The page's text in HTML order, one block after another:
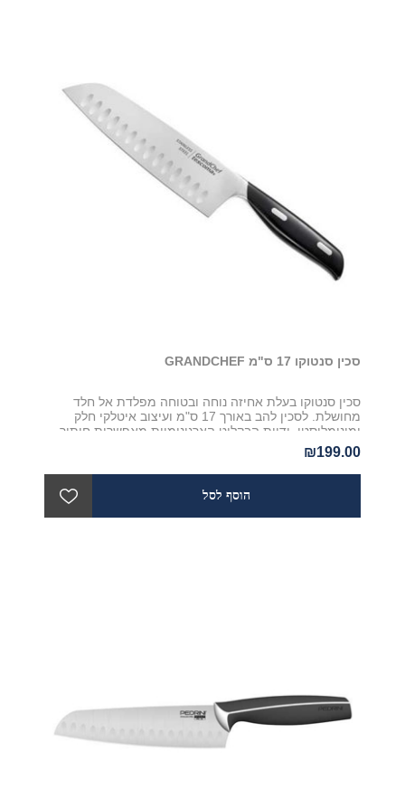
סכין סנטוקו 17 ס"מ GRANDCHEF
סכין סנטוקו בעלת אחיזה נוחה ובטוחה מפלדת אל חלד
מחושלת. לסכין להב באורך 17 ס"מ ועיצוב איטלקי חלק
ומינימליסטי. ידיות הבקליט הארגונומיות מאפשרות חיתוך
לשמוש ביתי יום יומי.
₪199.00